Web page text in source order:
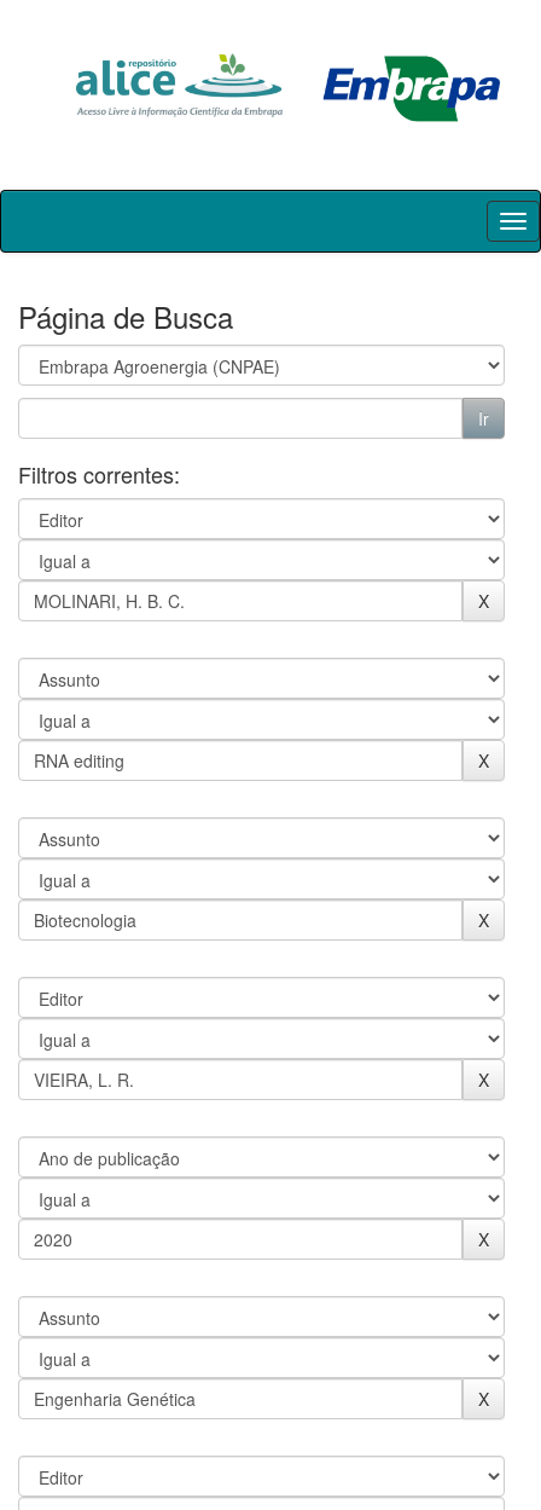
Skip
Página de Busca
Filtros correntes: